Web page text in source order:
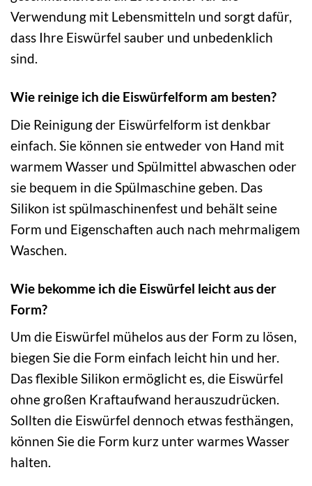
Verwendung mit Lebensmitteln und sorgt dafür,
dass Ihre Eiswürfel sauber und unbedenklich
sind.
Wie reinige ich die Eiswürfelform am besten?
Die Reinigung der Eiswürfelform ist denkbar
einfach. Sie können sie entweder von Hand mit
warmem Wasser und Spülmittel abwaschen oder
sie bequem in die Spülmaschine geben. Das
Silikon ist spülmaschinenfest und behält seine
Form und Eigenschaften auch nach mehrmaligem
Waschen.
Wie bekomme ich die Eiswürfel leicht aus der
Form?
Um die Eiswürfel mühelos aus der Form zu lösen,
biegen Sie die Form einfach leicht hin und her.
Das flexible Silikon ermöglicht es, die Eiswürfel
ohne großen Kraftaufwand herauszudrücken.
Sollten die Eiswürfel dennoch etwas festhängen,
können Sie die Form kurz unter warmes Wasser
halten.